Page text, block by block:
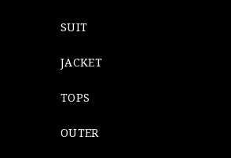
SUIT
JACKET
TOPS
OUTER